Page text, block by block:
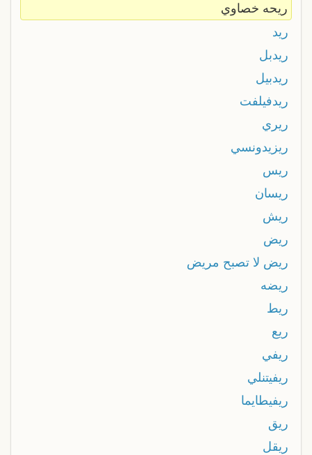
ريحه خصاوي
ريد
ريدبل
ريدبيل
ريدفيلفت
ريري
ريزيدونسي
ريس
ريسان
ريش
ريض
ريض لا تصبح مريض
ريضه
ريط
ريع
ريفي
ريفيتنلي
ريفيطايما
ريق
ريقل